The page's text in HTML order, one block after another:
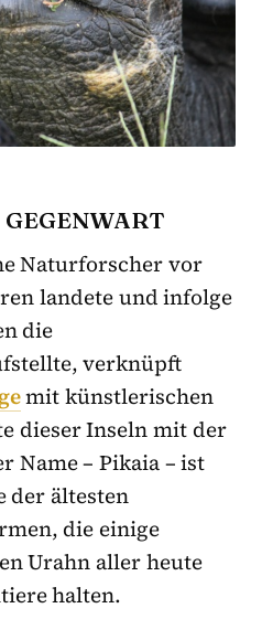
Naturforscher vor
landete und infolge
die
verknüpft
mit künstlerischen
dieser Inseln mit der
Name – Pikaia – ist
der ältesten
die einige
Urahn aller heute
halten.